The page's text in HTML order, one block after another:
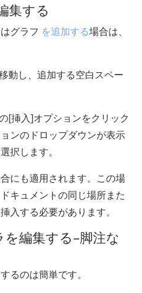
集する
グラフ を追加する場合は、
動し、追加する空白スペー
[挿入]オプションをクリック
ンのドロップダウンが表示
択します。
にも適用されます。この場
キュメントの同じ場所また
入する必要があります。
編集する–脚注な
るのは簡単です。